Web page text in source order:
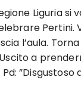
Liguria si
Pertini.
l’aula.
a
”Disgustoso